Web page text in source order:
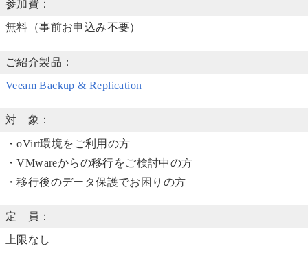
参加費：
無料（事前お申込み不要）
ご紹介製品：
Veeam Backup & Replication
対 象：
・oVirt環境をご利用の方
・VMwareからの移行をご検討中の方
・移行後のデータ保護でお困りの方
定 員：
上限なし